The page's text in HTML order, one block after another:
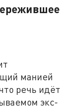
манией
речь идёт
экс-